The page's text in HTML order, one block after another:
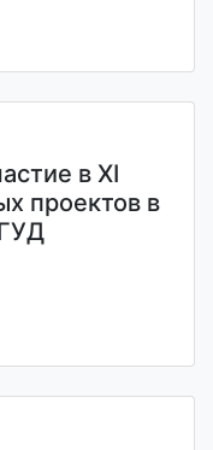
в XI
проектов в